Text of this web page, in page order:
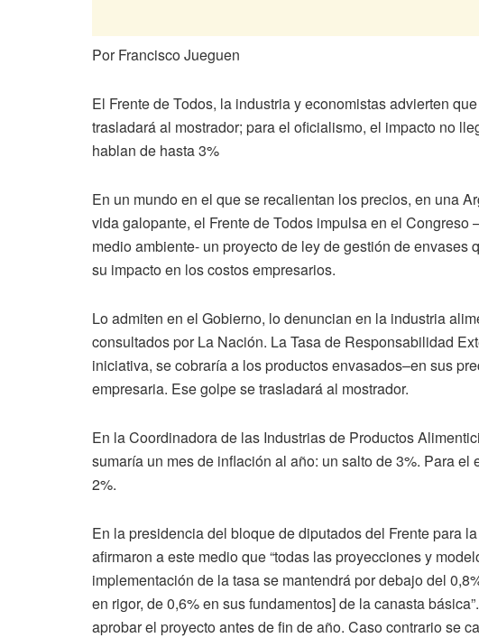
Por Francisco Jueguen
El Frente de Todos, la industria y economistas advierten
trasladará al mostrador; para el oficialismo, el impacto no
hablan de hasta 3%
En un mundo en el que se recalientan los precios, en una
vida galopante, el Frente de Todos impulsa en el
medio ambiente- un proyecto de ley de gestión de
su impacto en los costos empresarios.
Lo admiten en el Gobierno, lo denuncian en la industria
consultados por La Nación. La Tasa de Responsabilidad
iniciativa, se cobraría a los productos envasados–en sus
empresaria. Ese golpe se trasladará al mostrador.
En la Coordinadora de las Industrias de Productos
sumaría un mes de inflación al año: un salto de 3%. Para
2%.
En la presidencia del bloque de diputados del Frente para
afirmaron a este medio que “todas las proyecciones y
implementación de la tasa se mantendrá por debajo del
en rigor, de 0,6% en sus fundamentos] de la canasta
aprobar el proyecto antes de fin de año. Caso contrario se